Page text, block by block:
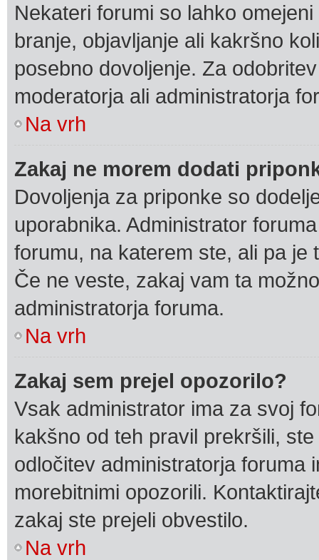
Nekateri forumi so lahko
branje, objavljanje ali kakršno
posebno dovoljenje. Za
moderatorja ali administratorja
Na vrh
Zakaj ne morem dodati
Dovoljenja za priponke so
uporabnika. Administrator
forumu, na katerem ste, ali pa je
Če ne veste, zakaj vam ta
administratorja foruma.
Na vrh
Zakaj sem prejel opozorilo?
Vsak administrator ima za svoj
kakšno od teh pravil prekršili,
odločitev administratorja foruma
morebitnimi opozorili.
zakaj ste prejeli obvestilo.
Na vrh